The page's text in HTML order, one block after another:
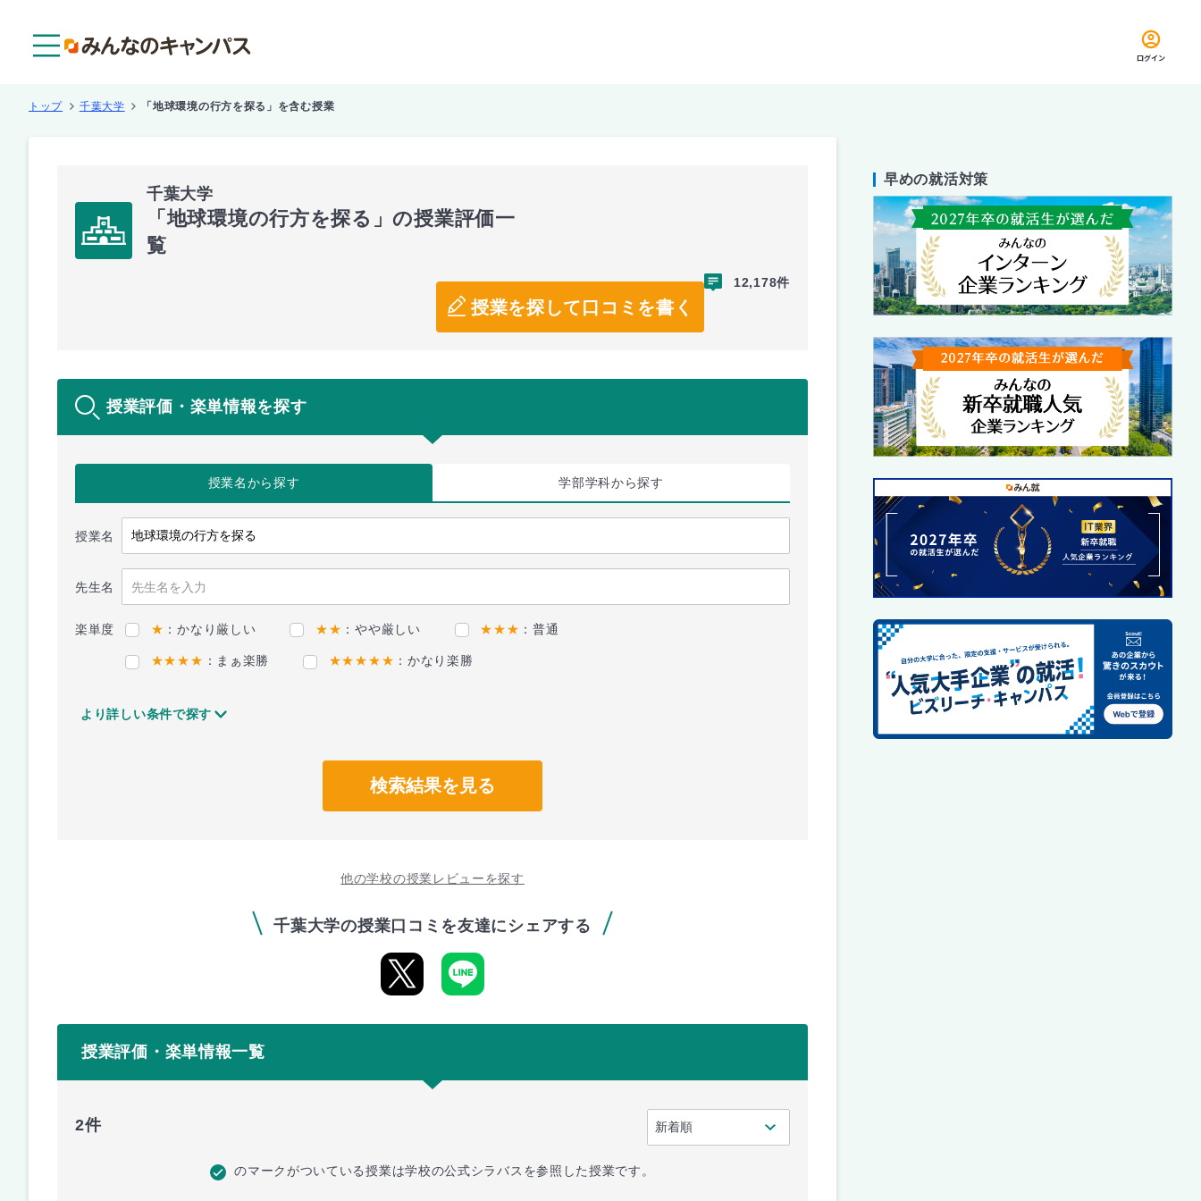
ログイン
トップ 千葉大学 「地球環境の行方を探る」を含む授業
千葉大学
「地球環境の行方を探る」の授業評価一
覧
授業を探して口コミを書く
12,178件
授業評価・楽単情報を探す
授業名から探す 学部学科から探す
授業名
先生名
楽単度 ★ ：かなり厳しい ★★ ：やや厳しい ★★★ ：普通
★★★★ ：まぁ楽勝 ★★★★★ ：かなり楽勝
より詳しい条件で探す
検索結果を見る
他の学校の授業レビューを探す
千葉大学の授業口コミを友達にシェアする
授業評価・楽単情報一覧
2件
のマークがついている授業は学校の公式シラバスを参照した授業です。
早めの就活対策